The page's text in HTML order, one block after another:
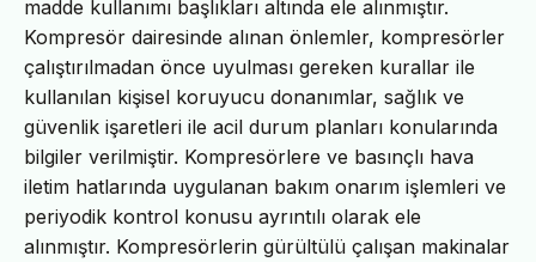
madde kullanımı başlıkları altında ele alınmıştır.
Kompresör dairesinde alınan önlemler, kompresörler
çalıştırılmadan önce uyulması gereken kurallar ile
kullanılan kişisel koruyucu donanımlar, sağlık ve
güvenlik işaretleri ile acil durum planları konularında
bilgiler verilmiştir. Kompresörlere ve basınçlı hava
iletim hatlarında uygulanan bakım onarım işlemleri ve
periyodik kontrol konusu ayrıntılı olarak ele
alınmıştır. Kompresörlerin gürültülü çalışan makinalar